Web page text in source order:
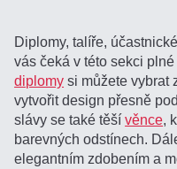
Diplomy, talíře,
vás čeká v této sekci
diplomy si můžete vybrat
vytvořit design přesně
slávy se také těšívěnce,
barevných odstínech.
elegantním zdobením a